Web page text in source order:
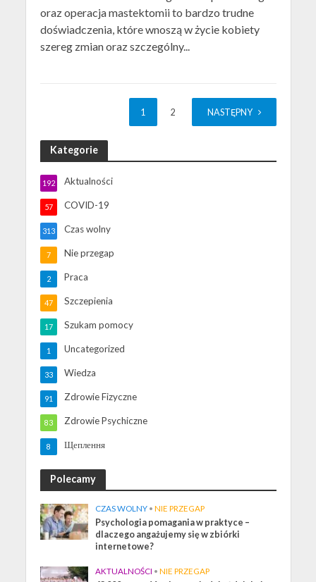
oraz operacja mastektomii to bardzo trudne
doświadczenia, które wnoszą w życie kobiety
szereg zmian oraz szczególny...
1 2 NASTĘPNY
Kategorie
Aktualności
192
COVID-19
57
Czas wolny
313
Nie przegap
7
Praca
2
Szczepienia
47
Szukam pomocy
17
Uncategorized
1
Wiedza
33
Zdrowie Fizyczne
91
Zdrowie Psychiczne
83
Щеплення
8
Polecamy
CZAS WOLNY • NIE PRZEGAP
Psychologia pomagania w praktyce –
dlaczego angażujemy się w zbiórki
internetowe?
AKTUALNOŚCI • NIE PRZEGAP